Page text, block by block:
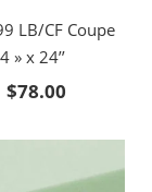
à $63.00
LB/CF Coupe
» x 24’’
$78.00